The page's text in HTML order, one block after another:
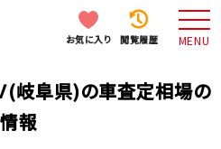
お気に入り 閲覧履歴 MENU
(岐阜県)の車査定相場の
情報